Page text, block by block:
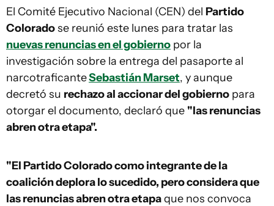
El Comité Ejecutivo Nacional (CEN) del Partido
Coloradose reunió este lunes para tratar las
nuevas renuncias en el gobierno por la
investigación sobre la entrega del pasaporte al
narcotraficanteSebastián Marset, y aunque
decretó su rechazo al accionar del gobierno para
otorgar el documento, declaró que "las renuncias
abren otra etapa".
"El Partido Colorado como integrante de la
coalición deplora lo sucedido, pero considera que
las renuncias abren otra etapaque nos convoca